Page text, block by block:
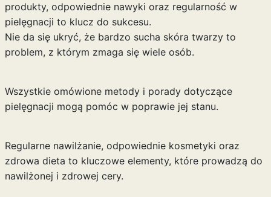
produkty, odpowiednie nawyki oraz regularność w
pielęgnacji to klucz do sukcesu.
Nie da się ukryć, że bardzo sucha skóra twarzy to
problem, z którym zmaga się wiele osób.
Wszystkie omówione metody i porady dotyczące
pielęgnacji mogą pomóc w poprawie jej stanu.
Regularne nawilżanie, odpowiednie kosmetyki oraz
zdrowa dieta to kluczowe elementy, które prowadzą do
nawilżonej i zdrowej cery.